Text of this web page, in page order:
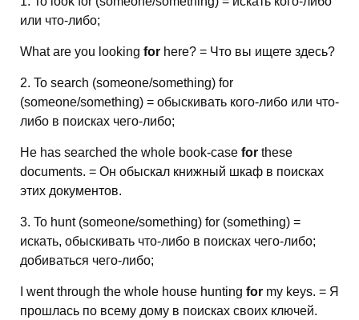
или что-либо;
What are you looking for here? = Что вы ищете здесь?
2. To search (someone/something) for
(someone/something) = обыскивать кого-либо или что-
либо в поисках чего-либо;
He has searched the whole book-case for these
documents. = Он обыскал книжный шкаф в поисках
этих документов.
3. To hunt (someone/something) for (something) =
искать, обыскивать что-либо в поисках чего-либо;
добиваться чего-либо;
I went through the whole house hunting for my keys. = Я
прошлась по всему дому в поисках своих ключей.